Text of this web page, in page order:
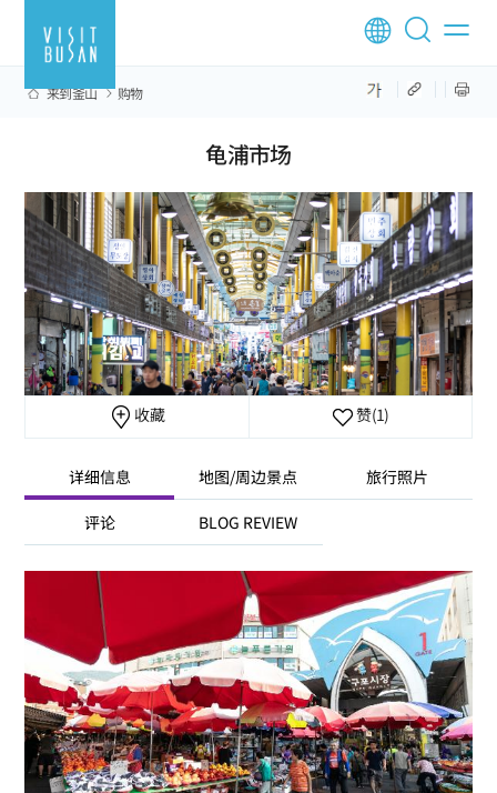
来到釜山 购物
龟浦市场
收藏 赞(1)
详细信息 地图/周边景点 旅行照片
评论 BLOG REVIEW